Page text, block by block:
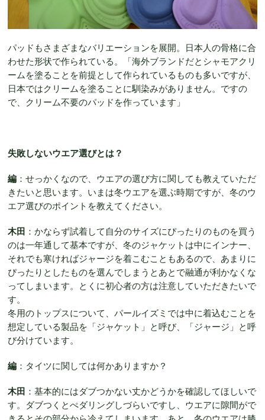
パッドもさまざまなバリエーションを展開。日本人の骨格に合
わせた形状で作られている。「海外ブランドだとシャモアクリ
ームを塗ることを前提として作られているものも多いですが、
日本ではクリームを塗ることに馴染みがありません。ですの
で、クリーム不要のパッドを作っています」
失敗しないウエア選びとは？
編 ：せっかくなので、ウエアの選び方に関しても教えていただ
きたいと思います。いまは冬ウエアを選ぶ時期ですが、冬のウ
エア選びのポイントを教えてください。
木田 ：かならず試着して自分のサイズにぴったりのものを買う
のは一年通して基本ですが、冬のジャケットは中にインナー、
それでも寒ければジャージを着こむこともあるので、あまりに
ぴったりとしたものを選んでしまうとあとで融通が利かなくな
ってしまいます。とくに初心者の方は注意していただきたいで
す。
冬用のトップスについて、パールイズミでは中に着込むことを
想定している製品を「ジャケット」と呼び、「ジャージ」と呼
び分けています。
編 ：タイツに関しては何かありますか？
木田 ：基本的にはダブつかない丈かどうかを確認してほしいで
す。ダブつくとぺダリングしづらいですし、ウエアに隙間がで